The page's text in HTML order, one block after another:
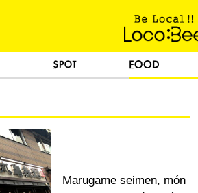
Marugame seimen, món